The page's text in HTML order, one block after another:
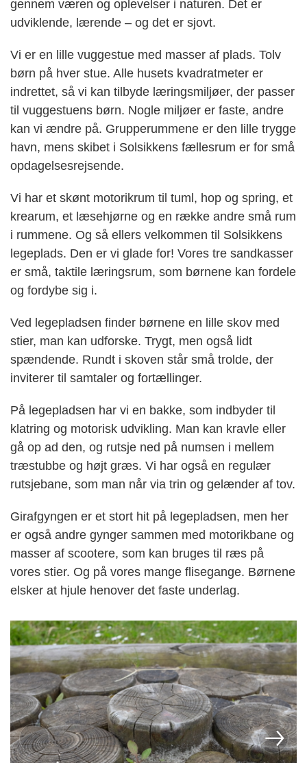
gennem væren og oplevelser i naturen. Det er
udviklende, lærende – og det er sjovt.
Vi er en lille vuggestue med masser af plads. Tolv
børn på hver stue. Alle husets kvadratmeter er
indrettet, så vi kan tilbyde læringsmiljøer, der passer
til vuggestuens børn. Nogle miljøer er faste, andre
kan vi ændre på. Grupperummene er den lille trygge
havn, mens skibet i Solsikkens fællesrum er for små
opdagelsesrejsende.
Vi har et skønt motorikrum til tuml, hop og spring, et
krearum, et læsehjørne og en række andre små rum
i rummene. Og så ellers velkommen til Solsikkens
legeplads. Den er vi glade for! Vores tre sandkasser
er små, taktile læringsrum, som børnene kan fordele
og fordybe sig i.
Ved legepladsen finder børnene en lille skov med
stier, man kan udforske. Trygt, men også lidt
spændende. Rundt i skoven står små trolde, der
inviterer til samtaler og fortællinger.
På legepladsen har vi en bakke, som indbyder til
klatring og motorisk udvikling. Man kan kravle eller
gå op ad den, og rutsje ned på numsen i mellem
træstubbe og højt græs. Vi har også en regulær
rutsjebane, som man når via trin og gelænder af tov.
Girafgyngen er et stort hit på legepladsen, men her
er også andre gynger sammen med motorikbane og
masser af scootere, som kan bruges til ræs på
vores stier. Og på vores mange flisegange. Børnene
elsker at hjule henover det faste underlag.